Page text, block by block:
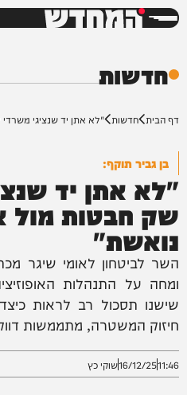
המחדש
חדשות
דף הבית חדשות "לא אתן יד שנציגי משרדי
בן גביר תוקף:
"לא אתן יד
שק חבטות מול
נואשת"
השר לביטחון לאומי שיגר
ומחה על התנהלות
שישנו תסכול רב לראות
חיזוק המשטרה, מתממשות
11:46
16/12/25שוקי כץ